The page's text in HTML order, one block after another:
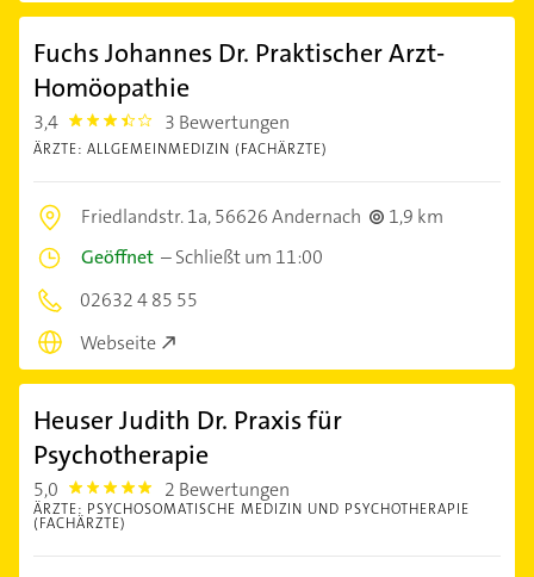
Fuchs Johannes Dr. Praktischer Arzt-
Homöopathie
3,4 3.4 3 Bewertungen
ÄRZTE: ALLGEMEINMEDIZIN (FACHÄRZTE)
Friedlandstr. 1a,56626 Andernach
1,9 km
Geöffnet –Schließt um 11:00
02632 4 85 55
Webseite
Heuser Judith Dr. Praxis für
Psychotherapie
5,0 5.0 2 Bewertungen
ÄRZTE: PSYCHOSOMATISCHE MEDIZIN UND PSYCHOTHERAPIE
(FACHÄRZTE)